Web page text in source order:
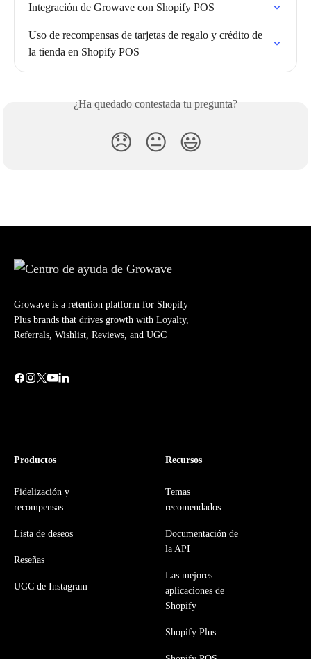
Integración de Growave con Shopify POS
Uso de recompensas de tarjetas de regalo y crédito de
la tienda en Shopify POS
¿Ha quedado contestada tu pregunta?
😞 😐 😃
Growave is a retention platform for Shopify
Plus brands that drives growth with Loyalty,
Referrals, Wishlist, Reviews, and UGC
Productos
Fidelización y
recompensas
Lista de deseos
Reseñas
UGC de Instagram
Recursos
Temas
recomendados
Documentación de
la API
Las mejores
aplicaciones de
Shopify
Shopify Plus